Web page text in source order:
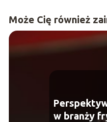
Może Cię również
w branży